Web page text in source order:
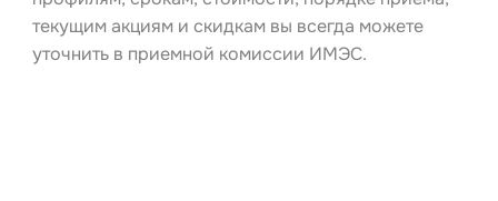
текущим акциям и скидкам вы всегда можете
уточнить в приемной комиссии ИМЭС.